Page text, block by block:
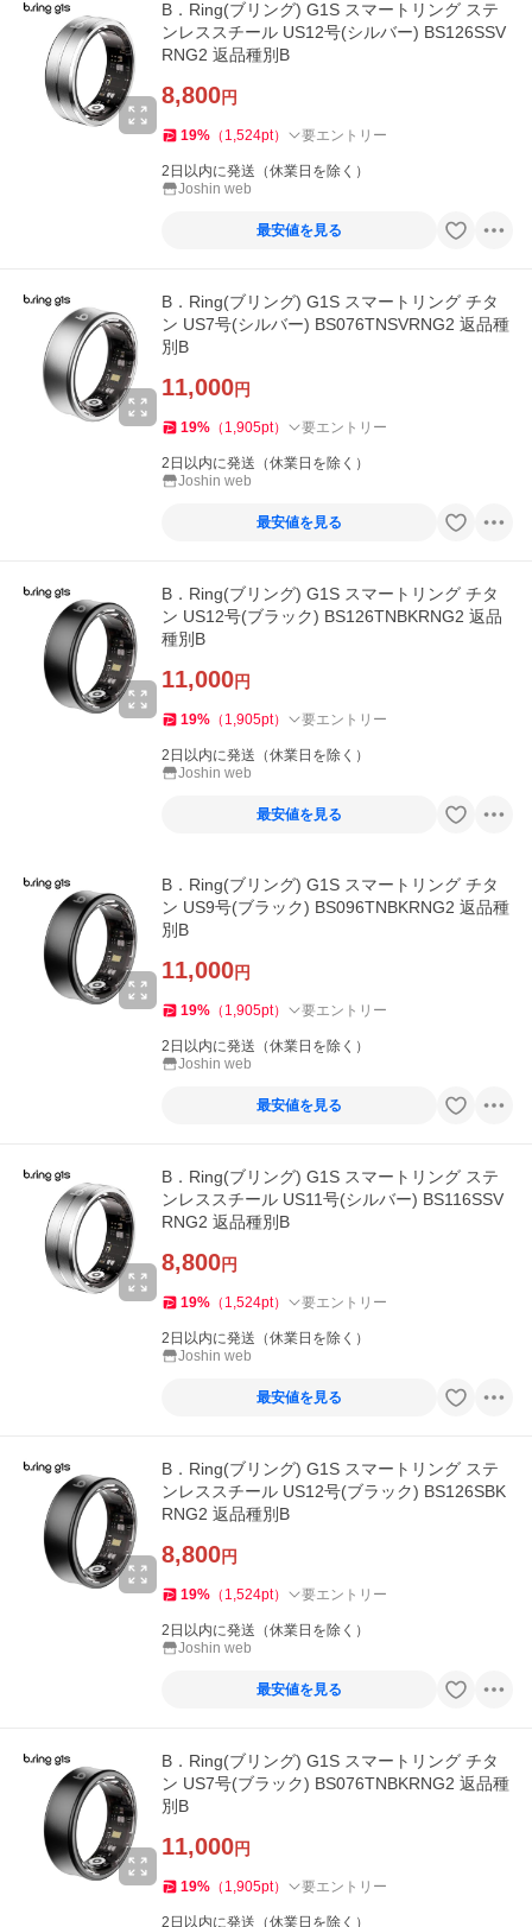
B．Ring(ブリング) G1S スマートリング ステ
ンレススチール US12号(シルバー) BS126SSV
RNG2 返品種別B
8,800円
19% （ 1,524pt） 要エントリー
2日以内に発送（休業日を除く）
Joshin web
最安値を見る
B．Ring(ブリング) G1S スマートリング チタ
ン US7号(シルバー) BS076TNSVRNG2 返品種
別B
11,000円
19% （ 1,905pt） 要エントリー
2日以内に発送（休業日を除く）
Joshin web
最安値を見る
B．Ring(ブリング) G1S スマートリング チタ
ン US12号(ブラック) BS126TNBKRNG2 返品
種別B
11,000円
19% （ 1,905pt） 要エントリー
2日以内に発送（休業日を除く）
Joshin web
最安値を見る
B．Ring(ブリング) G1S スマートリング チタ
ン US9号(ブラック) BS096TNBKRNG2 返品種
別B
11,000円
19% （ 1,905pt） 要エントリー
2日以内に発送（休業日を除く）
Joshin web
最安値を見る
B．Ring(ブリング) G1S スマートリング ステ
ンレススチール US11号(シルバー) BS116SSV
RNG2 返品種別B
8,800円
19% （ 1,524pt） 要エントリー
2日以内に発送（休業日を除く）
Joshin web
最安値を見る
B．Ring(ブリング) G1S スマートリング ステ
ンレススチール US12号(ブラック) BS126SBK
RNG2 返品種別B
8,800円
19% （ 1,524pt） 要エントリー
2日以内に発送（休業日を除く）
Joshin web
最安値を見る
B．Ring(ブリング) G1S スマートリング チタ
ン US7号(ブラック) BS076TNBKRNG2 返品種
別B
11,000円
19% （ 1,905pt） 要エントリー
2日以内に発送（休業日を除く）